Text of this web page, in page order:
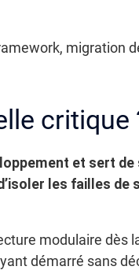
migration
critique
et sert
les failles de
modulaire dès
démarré sans